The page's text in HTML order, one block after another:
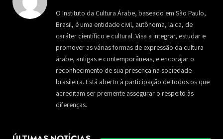
O Instituto da Cultura Árabe, baseado em São Paulo,
Brasil, é uma entidade civil, autônoma, laica, de
caráter científico e cultural. Visa a integrar, estudar e
promover as várias formas de expressão da cultura
árabe, antigas e contemporâneas, e encorajar o
reconhecimento de sua presença na sociedade
brasileira. Está aberto à participação de todos os que
acreditam ser premente assegurar o respeito às
diferenças.